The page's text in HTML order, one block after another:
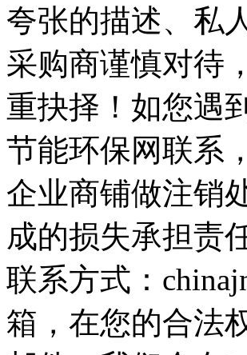
夸张的描述、私
采购商谨慎对待
重抉择！如您遇
节能环保网联系
企业商铺做注销
成的损失承担责
联系方式：
箱，在您的合法